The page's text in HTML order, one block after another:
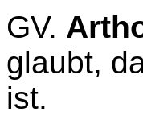
GV.
glaubt,
ist.